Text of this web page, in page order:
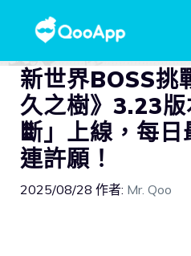
新世界BOSS挑
久之樹》3.23
斷」上線，每
連許願！
2025/08/28 作者: Mr. Qoo